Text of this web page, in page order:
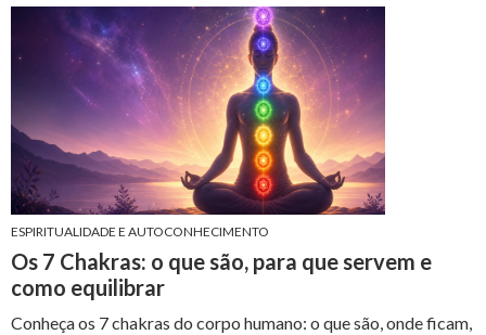
ESPIRITUALIDADE E AUTOCONHECIMENTO
Os 7 Chakras: o que são, para que servem e
como equilibrar
Conheça os 7 chakras do corpo humano: o que são, onde ficam,